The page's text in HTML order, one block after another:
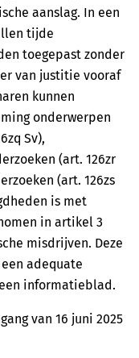
aanslag. In een
tijde
toegepast zonder
van justitie vooraf
kunnen
onderwerpen
Sv),
(art. 126zr
(art. 126zs
is met
in artikel 3
misdrijven. Deze
adequate
informatieblad.
van 16 juni 2025